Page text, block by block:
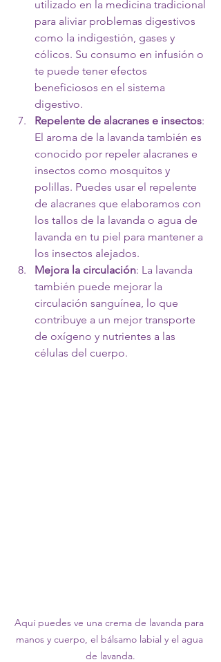
utilizado en la medicina tradicional
para aliviar problemas digestivos
como la indigestión, gases y
cólicos. Su consumo en infusión o
te puede tener efectos
beneficiosos en el sistema
digestivo.
Repelente de alacranes e insectos:
El aroma de la lavanda también es
conocido por repeler alacranes e
insectos como mosquitos y
polillas. Puedes usar el repelente
de alacranes que elaboramos con
los tallos de la lavanda o agua de
lavanda en tu piel para mantener a
los insectos alejados.
Mejora la circulación: La lavanda
también puede mejorar la
circulación sanguínea, lo que
contribuye a un mejor transporte
de oxígeno y nutrientes a las
células del cuerpo.
Aquí puedes ve una crema de lavanda para
manos y cuerpo, el bálsamo labial y el agua
de lavanda.